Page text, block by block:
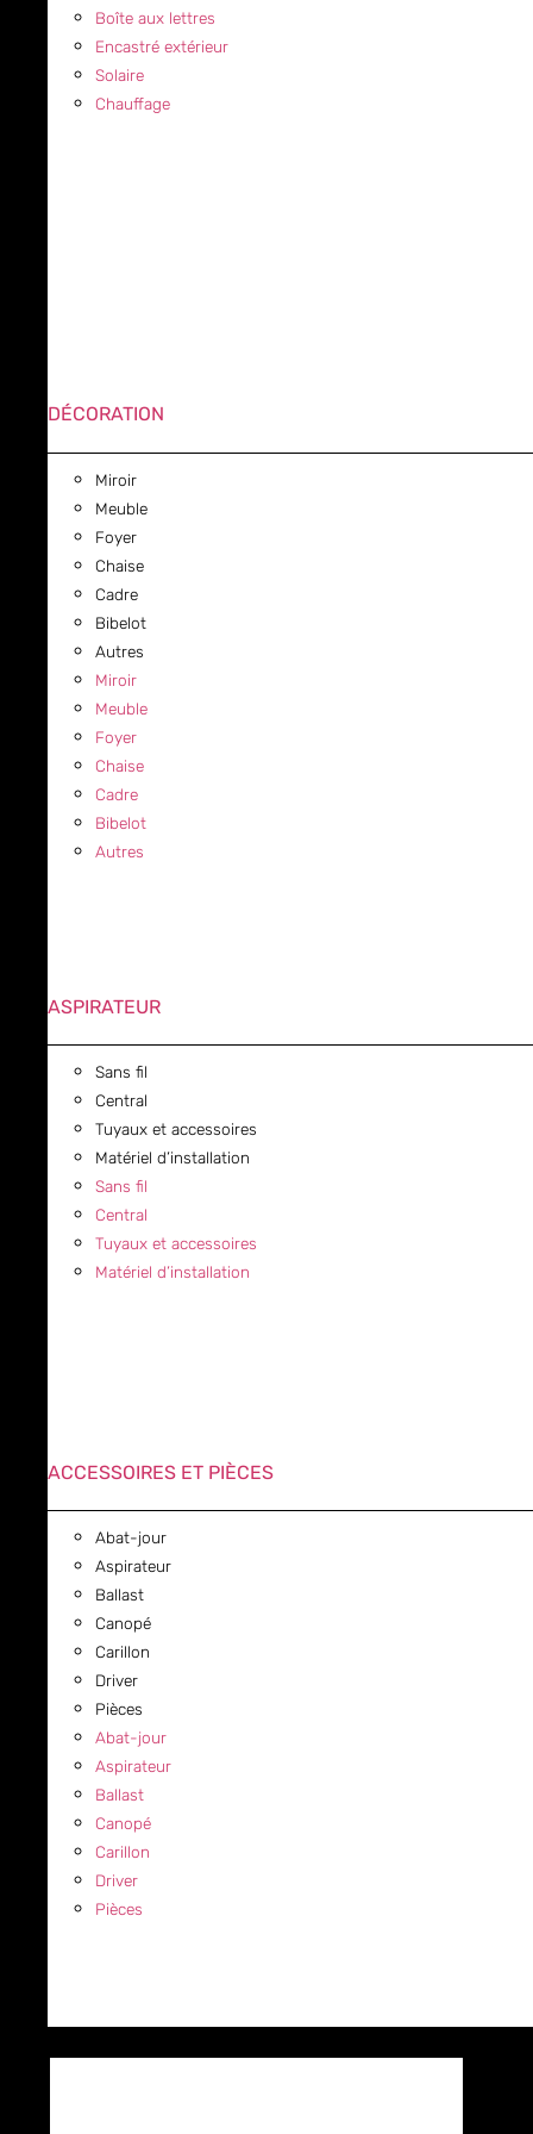
Boîte aux lettres
Encastré extérieur
Solaire
Chauffage
DÉCORATION
Miroir
Meuble
Foyer
Chaise
Cadre
Bibelot
Autres
Miroir
Meuble
Foyer
Chaise
Cadre
Bibelot
Autres
ASPIRATEUR
Sans fil
Central
Tuyaux et accessoires
Matériel d’installation
Sans fil
Central
Tuyaux et accessoires
Matériel d’installation
ACCESSOIRES ET PIÈCES
Abat-jour
Aspirateur
Ballast
Canopé
Carillon
Driver
Pièces
Abat-jour
Aspirateur
Ballast
Canopé
Carillon
Driver
Pièces